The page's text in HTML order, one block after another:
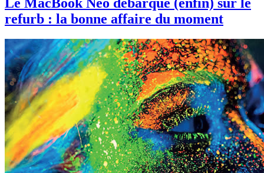
Le MacBook Neo débarque (enfin) sur le
refurb : la bonne affaire du moment